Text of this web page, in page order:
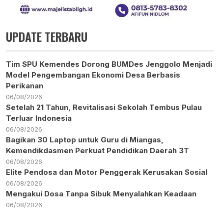
UPDATE TERBARU
Tim SPU Kemendes Dorong BUMDes Jenggolo Menjadi
Model Pengembangan Ekonomi Desa Berbasis
Perikanan
06/08/2026
Setelah 21 Tahun, Revitalisasi Sekolah Tembus Pulau
Terluar Indonesia
06/08/2026
Bagikan 30 Laptop untuk Guru di Miangas,
Kemendikdasmen Perkuat Pendidikan Daerah 3T
06/08/2026
Elite Pendosa dan Motor Penggerak Kerusakan Sosial
06/08/2026
Mengakui Dosa Tanpa Sibuk Menyalahkan Keadaan
06/08/2026